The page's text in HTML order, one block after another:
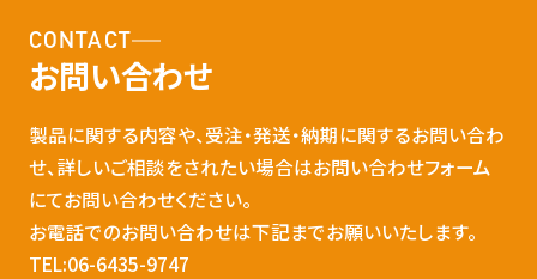
CONTACT
お問い合わせ
製品に関する内容や、受注・発送・納期に関するお問い合わ
せ、詳しいご相談をされたい場合はお問い合わせフォーム
にてお問い合わせください。
お電話でのお問い合わせは下記までお願いいたします。
TEL:06-6435-9747